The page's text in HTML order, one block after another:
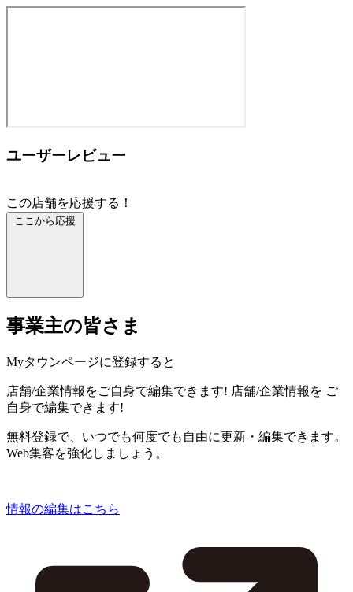
ユーザーレビュー
この店舗を応援する！
ここから応援
事業主の皆さま
Myタウンページに登録すると
店舗/企業情報をご自身で編集できます! 店舗/企業情報を ご
自身で編集できます!
無料登録で、いつでも何度でも自由に更新・編集できます。
Web集客を強化しましょう。
情報の編集はこちら